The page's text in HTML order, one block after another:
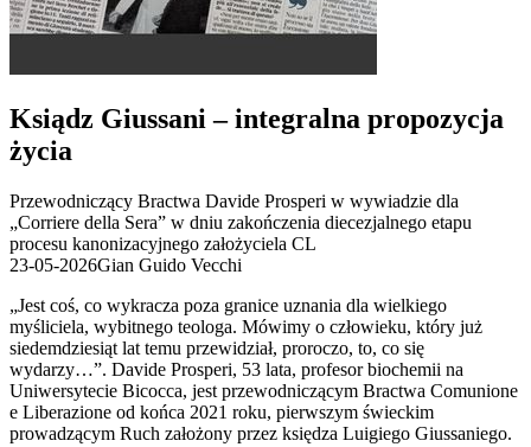
Ksiądz Giussani – integralna propozycja
życia
Przewodniczący Bractwa Davide Prosperi w wywiadzie dla
„Corriere della Sera” w dniu zakończenia diecezjalnego etapu
procesu kanonizacyjnego założyciela CL
23-05-2026Gian Guido Vecchi
„Jest coś, co wykracza poza granice uznania dla wielkiego
myśliciela, wybitnego teologa. Mówimy o człowieku, który już
siedemdziesiąt lat temu przewidział, proroczo, to, co się
wydarzy…”. Davide Prosperi, 53 lata, profesor biochemii na
Uniwersytecie Bicocca, jest przewodniczącym Bractwa Comunione
e Liberazione od końca 2021 roku, pierwszym świeckim
prowadzącym Ruch założony przez księdza Luigiego Giussaniego.